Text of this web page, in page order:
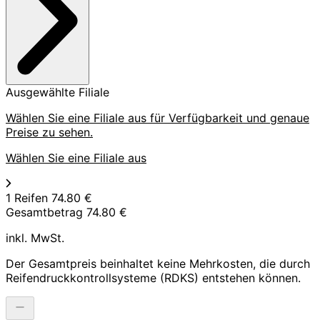
Ausgewählte Filiale
Wählen Sie eine Filiale aus für Verfügbarkeit und genaue
Preise zu sehen.
Wählen Sie eine Filiale aus
1 Reifen 74.80 €
Gesamtbetrag 74.80 €
inkl. MwSt.
Der Gesamtpreis beinhaltet keine Mehrkosten, die durch
Reifendruckkontrollsysteme (RDKS) entstehen können.